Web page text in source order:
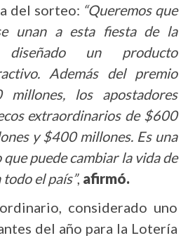
del sorteo: “Queremos que
unan a esta fiesta de la
diseñado un producto
Además del premio
los apostadores
extraordinarios de $600
y $400 millones. Es una
puede cambiar la vida de
el país”, afirmó.
considerado uno
del año para la Lotería